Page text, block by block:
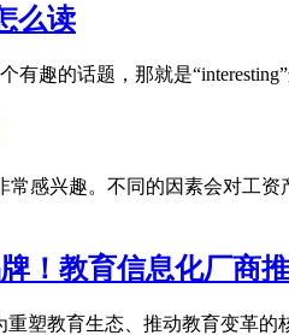
么读
有趣的话题，那就是
感兴趣。不同的因素会对工
！教育信息化厂商
塑教育生态、推动教育变革